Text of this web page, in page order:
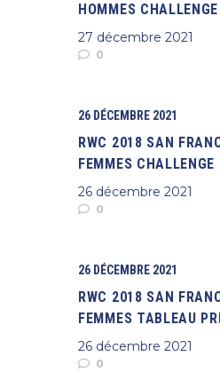
HOMMES
27 décembre 2021
0
26 DÉCEMBRE 2021
RWC 2018 SAN
FEMMES CHALLENGE
26 décembre 2021
0
26 DÉCEMBRE 2021
RWC 2018 SAN
FEMMES TABLEAU
26 décembre 2021
0